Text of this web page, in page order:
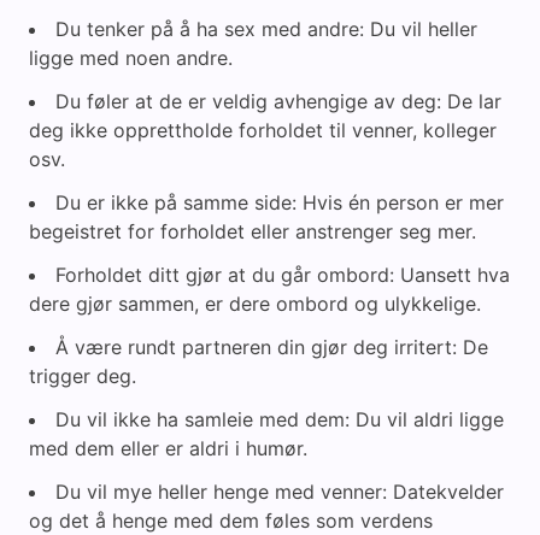
Du tenker på å ha sex med andre: Du vil heller
ligge med noen andre.
Du føler at de er veldig avhengige av deg: De lar
deg ikke opprettholde forholdet til venner, kolleger
osv.
Du er ikke på samme side: Hvis én person er mer
begeistret for forholdet eller anstrenger seg mer.
Forholdet ditt gjør at du går ombord: Uansett hva
dere gjør sammen, er dere ombord og ulykkelige.
Å være rundt partneren din gjør deg irritert: De
trigger deg.
Du vil ikke ha samleie med dem: Du vil aldri ligge
med dem eller er aldri i humør.
Du vil mye heller henge med venner: Datekvelder
og det å henge med dem føles som verdens